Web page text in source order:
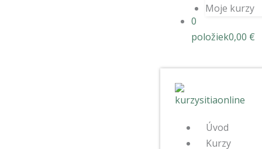
Moje kurzy
0
položiek0,00 €
Úvod
Kurzy